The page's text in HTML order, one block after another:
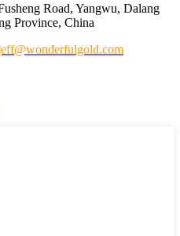
Road, Yangwu, Dalang
Province, China